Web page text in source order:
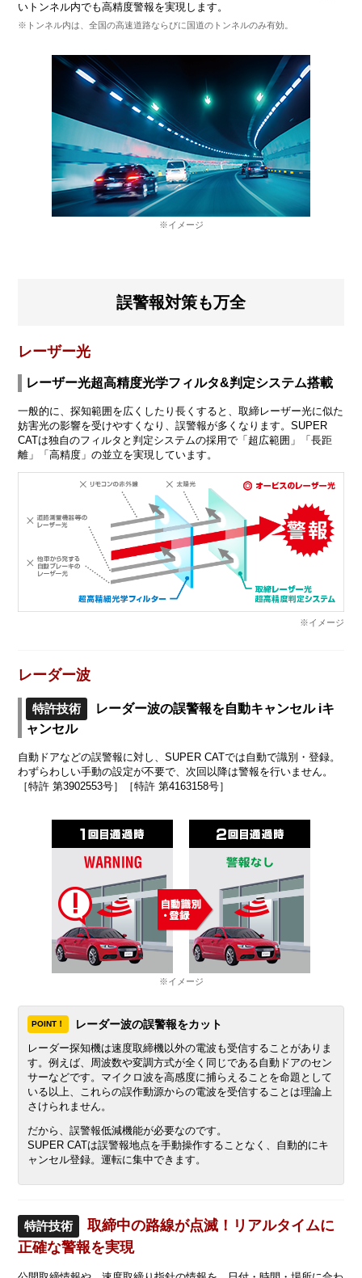
いトンネル内でも高精度警報を実現します。
※トンネル内は、全国の高速道路ならびに国道のトンネルのみ有効。
※イメージ
誤警報対策も万全
レーザー光
レーザー光超高精度光学フィルタ&判定システム搭載
一般的に、探知範囲を広くしたり長くすると、取締レーザー光に似た
妨害光の影響を受けやすくなり、誤警報が多くなります。SUPER
CATは独自のフィルタと判定システムの採用で「超広範囲」「長距
離」「高精度」の並立を実現しています。
※イメージ
レーダー波
特許技術
レーダー波の誤警報を自動キャンセル iキ
ャンセル
自動ドアなどの誤警報に対し、SUPER CATでは自動で識別・登録。
わずらわしい手動の設定が不要で、次回以降は警報を行いません。
［特許 第3902553号］［特許 第4163158号］
※イメージ
POINT！ レーダー波の誤警報をカット
レーダー探知機は速度取締機以外の電波も受信することがありま
す。例えば、周波数や変調方式が全く同じである自動ドアのセン
サーなどです。マイクロ波を高感度に捕らえることを命題として
いる以上、これらの誤作動源からの電波を受信することは理論上
さけられません。
だから、誤警報低減機能が必要なのです。
SUPER CATは誤警報地点を手動操作することなく、自動的にキ
ャンセル登録。運転に集中できます。
特許技術
取締中の路線が点滅！リアルタイムに
正確な警報を実現